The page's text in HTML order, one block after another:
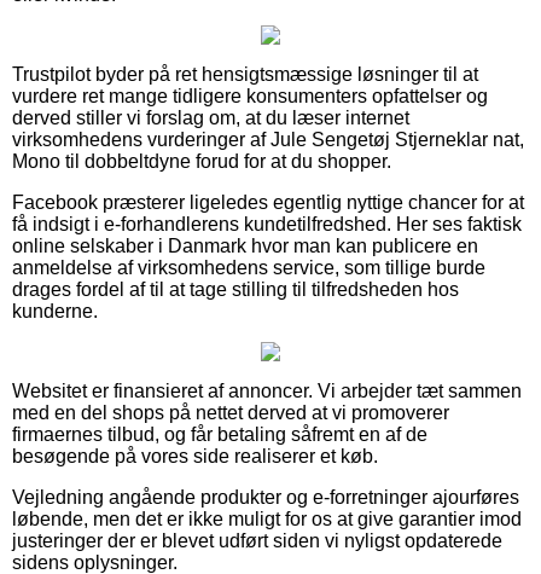
Trustpilot byder på ret hensigtsmæssige løsninger til at
vurdere ret mange tidligere konsumenters opfattelser og
derved stiller vi forslag om, at du læser internet
virksomhedens vurderinger af Jule Sengetøj Stjerneklar nat,
Mono til dobbeltdyne forud for at du shopper.
Facebook præsterer ligeledes egentlig nyttige chancer for at
få indsigt i e-forhandlerens kundetilfredshed. Her ses faktisk
online selskaber i Danmark hvor man kan publicere en
anmeldelse af virksomhedens service, som tillige burde
drages fordel af til at tage stilling til tilfredsheden hos
kunderne.
Websitet er finansieret af annoncer. Vi arbejder tæt sammen
med en del shops på nettet derved at vi promoverer
firmaernes tilbud, og får betaling såfremt en af de
besøgende på vores side realiserer et køb.
Vejledning angående produkter og e-forretninger ajourføres
løbende, men det er ikke muligt for os at give garantier imod
justeringer der er blevet udført siden vi nyligst opdaterede
sidens oplysninger.